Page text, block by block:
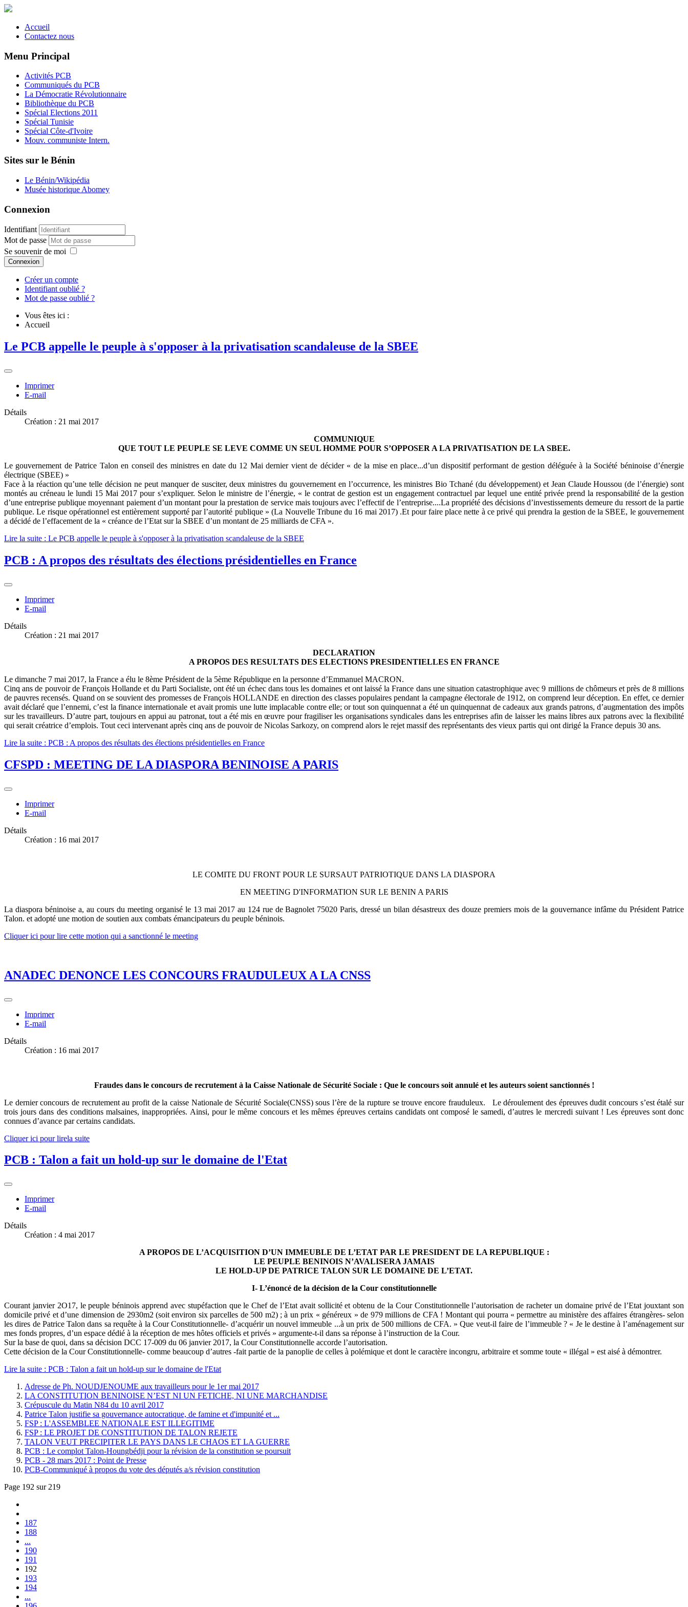
Accueil
Contactez nous
Menu Principal
Activités PCB
Communiqués du PCB
La Démocratie Révolutionnaire
Bibliothèque du PCB
Spécial Elections 2011
Spécial Tunisie
Spécial Côte-d'Ivoire
Mouv. communiste Intern.
Sites sur le Bénin
Le Bénin/Wikipédia
Musée historique Abomey
Connexion
Identifiant
Mot de passe
Se souvenir de moi
Connexion
Créer un compte
Identifiant oublié ?
Mot de passe oublié ?
Vous êtes ici :
Accueil
Le PCB appelle le peuple à s'opposer à la privatisation scandaleuse de la SBEE
Imprimer
E-mail
Détails
Création : 21 mai 2017
COMMUNIQUE
QUE TOUT LE PEUPLE SE LEVE COMME UN SEUL HOMME POUR S’OPPOSER A LA PRIVATISATION DE LA SBEE.
Le gouvernement de Patrice Talon en conseil des ministres en date du 12 Mai dernier vient de décider « de la mise en place...d’un dispositif performant de gestion déléguée à la Société béninoise d’énergie
électrique (SBEE) »
Face à la réaction qu’une telle décision ne peut manquer de susciter, deux ministres du gouvernement en l’occurrence, les ministres Bio Tchané (du développement) et Jean Claude Houssou (de l’énergie) sont
montés au créneau le lundi 15 Mai 2017 pour s’expliquer. Selon le ministre de l’énergie, « le contrat de gestion est un engagement contractuel par lequel une entité privée prend la responsabilité de la gestion
d’une entreprise publique moyennant paiement d’un montant pour la prestation de service mais toujours avec l’effectif de l’entreprise....La propriété des décisions d’investissements demeure du ressort de la partie
publique. Le risque opérationnel est entièrement supporté par l’autorité publique » (La Nouvelle Tribune du 16 mai 2017) .Et pour faire place nette à ce privé qui prendra la gestion de la SBEE, le gouvernement
a décidé de l’effacement de la « créance de l’Etat sur la SBEE d’un montant de 25 milliards de CFA ».
Lire la suite : Le PCB appelle le peuple à s'opposer à la privatisation scandaleuse de la SBEE
PCB : A propos des résultats des élections présidentielles en France
Imprimer
E-mail
Détails
Création : 21 mai 2017
DECLARATION
A PROPOS DES RESULTATS DES ELECTIONS PRESIDENTIELLES EN FRANCE
Le dimanche 7 mai 2017, la France a élu le 8ème Président de la 5ème République en la personne d’Emmanuel MACRON.
Cinq ans de pouvoir de François Hollande et du Parti Socialiste, ont été un échec dans tous les domaines et ont laissé la France dans une situation catastrophique avec 9 millions de chômeurs et près de 8 millions
de pauvres recensés. Quand on se souvient des promesses de François HOLLANDE en direction des classes populaires pendant la campagne électorale de 1912, on comprend leur déception. En effet, ce dernier
avait déclaré que l’ennemi, c’est la finance internationale et avait promis une lutte implacable contre elle; or tout son quinquennat a été un quinquennat de cadeaux aux grands patrons, d’augmentation des impôts
sur les travailleurs. D’autre part, toujours en appui au patronat, tout a été mis en œuvre pour fragiliser les organisations syndicales dans les entreprises afin de laisser les mains libres aux patrons avec la flexibilité
qui serait créatrice d’emplois. Tout ceci intervenant après cinq ans de pouvoir de Nicolas Sarkozy, on comprend alors le rejet massif des représentants des vieux partis qui ont dirigé la France depuis 30 ans.
Lire la suite : PCB : A propos des résultats des élections présidentielles en France
CFSPD : MEETING DE LA DIASPORA BENINOISE A PARIS
Imprimer
E-mail
Détails
Création : 16 mai 2017
LE COMITE DU FRONT POUR LE SURSAUT PATRIOTIQUE DANS LA DIASPORA
EN MEETING D'INFORMATION SUR LE BENIN A PARIS
La diaspora béninoise a, au cours du meeting organisé le 13 mai 2017 au 124 rue de Bagnolet 75020 Paris, dressé un bilan désastreux des douze premiers mois de la gouvernance infâme du Président Patrice
Talon. et adopté une motion de soutien aux combats émancipateurs du peuple béninois.
Cliquer ici pour lire cette motion qui a sanctionné le meeting
ANADEC DENONCE LES CONCOURS FRAUDULEUX A LA CNSS
Imprimer
E-mail
Détails
Création : 16 mai 2017
Fraudes dans le concours de recrutement à la Caisse Nationale de Sécurité Sociale : Que le concours soit annulé et les auteurs soient sanctionnés !
Le dernier concours de recrutement au profit de la caisse Nationale de Sécurité Sociale(CNSS) sous l’ère de la rupture se trouve encore frauduleux. Le déroulement des épreuves dudit concours s’est étalé sur
trois jours dans des conditions malsaines, inappropriées. Ainsi, pour le même concours et les mêmes épreuves certains candidats ont composé le samedi, d’autres le mercredi suivant ! Les épreuves sont donc
connues d’avance par certains candidats.
Cliquer ici pour lirela suite
PCB : Talon a fait un hold-up sur le domaine de l'Etat
Imprimer
E-mail
Détails
Création : 4 mai 2017
A PROPOS DE L’ACQUISITION D’UN IMMEUBLE DE L’ETAT PAR LE PRESIDENT DE LA REPUBLIQUE :
LE PEUPLE BENINOIS N’AVALISERA JAMAIS
LE HOLD-UP DE PATRICE TALON SUR LE DOMAINE DE L’ETAT.
I- L’énoncé de la décision de la Cour constitutionnelle
Courant janvier 2O17, le peuple béninois apprend avec stupéfaction que le Chef de l’Etat avait sollicité et obtenu de la Cour Constitutionnelle l’autorisation de racheter un domaine privé de l’Etat jouxtant son
domicile privé et d’une dimension de 2930m2 (soit environ six parcelles de 500 m2) ; à un prix « généreux » de 979 millions de CFA ! Montant qui pourra « permettre au ministère des affaires étrangères- selon
les dires de Patrice Talon dans sa requête à la Cour Constitutionnelle- d’acquérir un nouvel immeuble ...à un prix de 500 millions de CFA. » Que veut-il faire de l’immeuble ? « Je le destine à l’aménagement sur
mes fonds propres, d’un espace dédié à la réception de mes hôtes officiels et privés » argumente-t-il dans sa réponse à l’instruction de la Cour.
Sur la base de quoi, dans sa décision DCC 17-009 du 06 janvier 2017, la Cour Constitutionnelle accorde l’autorisation.
Cette décision de la Cour Constitutionnelle- comme beaucoup d’autres -fait partie de la panoplie de celles à polémique et dont le caractère incongru, arbitraire et somme toute « illégal » est aisé à démontrer.
Lire la suite : PCB : Talon a fait un hold-up sur le domaine de l'Etat
Adresse de Ph. NOUDJENOUME aux travailleurs pour le 1er mai 2017
LA CONSTITUTION BENINOISE N’EST NI UN FETICHE, NI UNE MARCHANDISE
Crépuscule du Matin N84 du 10 avril 2017
Patrice Talon justifie sa gouvernance autocratique, de famine et d'impunité et ...
FSP : L'ASSEMBLEE NATIONALE EST ILLEGITIME
FSP : LE PROJET DE CONSTITUTION DE TALON REJETE
TALON VEUT PRECIPITER LE PAYS DANS LE CHAOS ET LA GUERRE
PCB : Le complot Talon-Houngbédji pour la révision de la constitution se poursuit
PCB - 28 mars 2017 : Point de Presse
PCB-Communiqué à propos du vote des députés a/s révision constitution
Page 192 sur 219
187
188
...
190
191
192
193
194
...